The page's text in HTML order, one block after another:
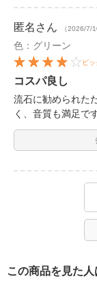
匿名 さん （2026/7/
色：グリーン
ビ
コスパ良し
流石に勧められた
く、音質も満足で
この商品を見た